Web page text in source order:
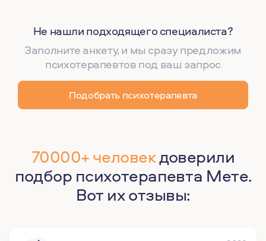
Не нашли подходящего специалиста?
Заполните анкету, и мы сразу предложим
психотерапевтов под ваш запрос
Подобрать психотерапевта
70000+ человекдоверили
подбор психотерапевта Мете.
Вот их отзывы: